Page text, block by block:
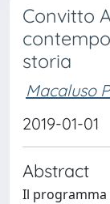
Convitto
storia
Macaluso
2019-01-01
Abstract
Il programma